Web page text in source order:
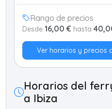
Rango de precios
Desde 16,00 € hasta
Ver horarios y precios
Horarios del
a Ibiza